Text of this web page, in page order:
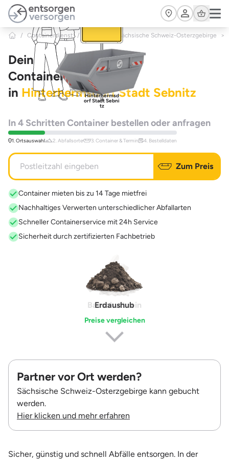
Zum Hauptinhalt springen
Cart
/ Containerdienst / Sächsische Schweiz-Osterzgebirge >
Dein
Containerdienst
in Hinterhermsdorf Stadt Sebnitz
Hinterhermsd
orf Stadt Sebni
tz
In 4 Schritten Container bestellen oder anfragen
1. Ortsauswahl 2. Abfallsorte 3. Container & Termin 4. Bestelldaten
Zum Preis
Container mieten bis zu 14 Tage mietfrei
Nachhaltiges Verwerten unterschiedlicher Abfallarten
Schneller Containerservice mit 24h Service
Sicherheit durch zertifizierten Fachbetrieb
Erdaushub
Preise vergleichen
Partner vor Ort werden?
Sächsische Schweiz-Osterzgebirge kann gebucht
werden.
Hier klicken und mehr erfahren
Sicher, günstig und schnell Abfälle entsorgen. In der